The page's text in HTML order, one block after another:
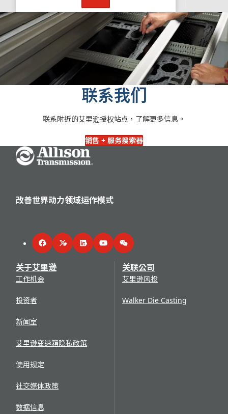
联系我们
联系附近的艾里逊授权站点，了解更多信息。
销售 + 服务搜索器
Go Home
改善世界动力领域运作模式
FacebookTwitterLinkedInYouTubeWeChat
关于艾里逊
工作机会
投资者
新闻室
艾里逊变速箱隐私政策
使用规定
社交媒体政策
数据信息
关联公司
艾里逊风投
Walker Die Casting